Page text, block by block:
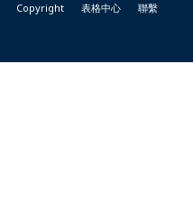
Copyright 表格中心 聯繫